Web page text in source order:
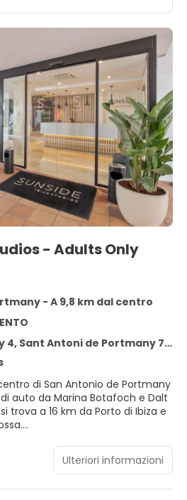
- Adults Only
- A 9,8 km dal centro
Sant Antoni de Portmany 7820
di San Antonio de Portmany
auto da Marina Botafoch e Dalt
disponibili, che includono
servizio di noleggio biciclette.
inoltre, il Wi-Fi gratuito, servizi
aree comuni.
Ulteriori informazioni